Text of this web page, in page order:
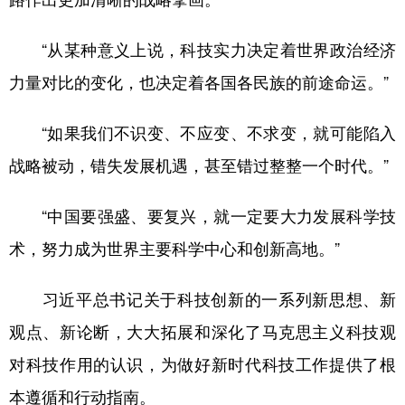
“从某种意义上说，科技实力决定着世界政治经济
力量对比的变化，也决定着各国各民族的前途命运。”
“如果我们不识变、不应变、不求变，就可能陷入
战略被动，错失发展机遇，甚至错过整整一个时代。”
“中国要强盛、要复兴，就一定要大力发展科学技
术，努力成为世界主要科学中心和创新高地。”
习近平总书记关于科技创新的一系列新思想、新
观点、新论断，大大拓展和深化了马克思主义科技观
对科技作用的认识，为做好新时代科技工作提供了根
本遵循和行动指南。